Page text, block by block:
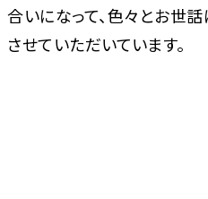
合いになって、色々とお世
させていただいています。